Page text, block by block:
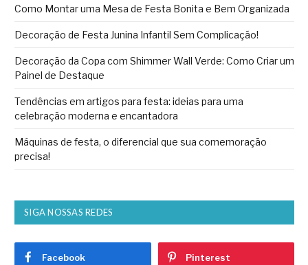
Como Montar uma Mesa de Festa Bonita e Bem Organizada
Decoração de Festa Junina Infantil Sem Complicação!
Decoração da Copa com Shimmer Wall Verde: Como Criar um
Painel de Destaque
Tendências em artigos para festa: ideias para uma
celebração moderna e encantadora
Máquinas de festa, o diferencial que sua comemoração
precisa!
SIGA NOSSAS REDES
Facebook Pinterest